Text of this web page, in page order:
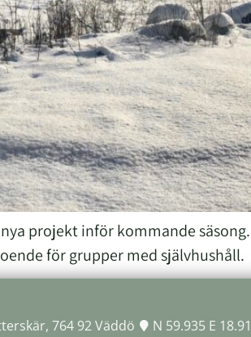
projekt inför kommande
för grupper med självhushåll.
764 92 Väddö N 59.935 E